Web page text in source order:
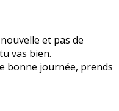
et pas de
vas bien.
bonne journée, prends